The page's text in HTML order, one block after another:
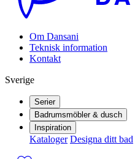
Om Dansani
Teknisk information
Kontakt
Sverige
Serier
Badrumsmöbler & dusch
Inspiration
Kataloger Designa ditt bad